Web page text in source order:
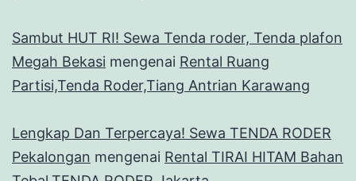
Sambut HUT RI! Sewa Tenda roder, Tenda plafon
Megah Bekasi mengenai Rental Ruang
Partisi,Tenda Roder,Tiang Antrian Karawang
Lengkap Dan Terpercaya! Sewa TENDA RODER
Pekalongan mengenai Rental TIRAI HITAM Bahan